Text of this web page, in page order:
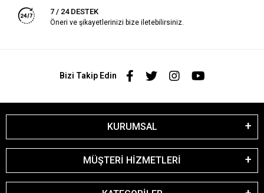
7 / 24 DESTEK
Öneri ve şikayetlerinizi bize iletebilirsiniz.
Bizi Takip Edin
KURUMSAL
MÜŞTERİ HİZMETLERİ